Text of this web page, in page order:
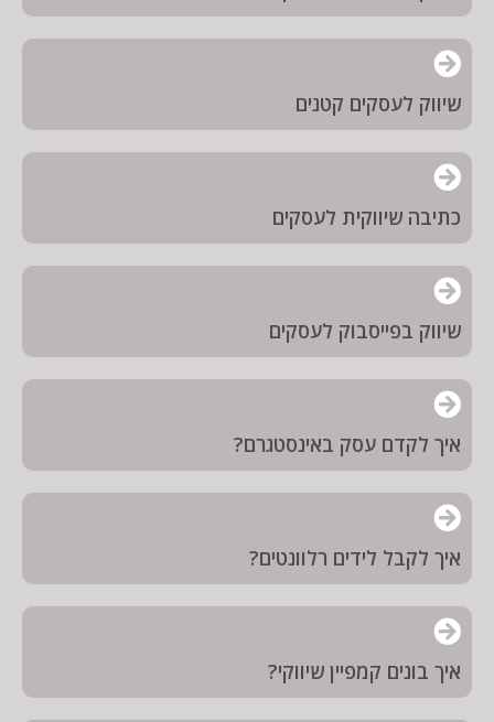
שיווק לעסקים קטנים
כתיבה שיווקית לעסקים
שיווק בפייסבוק לעסקים
איך לקדם עסק באינסטגרם?
איך לקבל לידים רלוונטים?
איך בונים קמפיין שיווקי?